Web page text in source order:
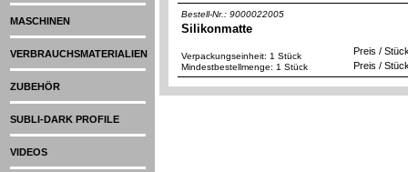
Bestell-Nr.: 9000022005
Silikonmatte
Verpackungseinheit: 1 Stück
Mindestbestellmenge: 1 Stück
Preis /
Preis /
MASCHINEN
VERBRAUCHSMATERIALIEN
ZUBEHÖR
SUBLI-DARK PROFILE
VIDEOS